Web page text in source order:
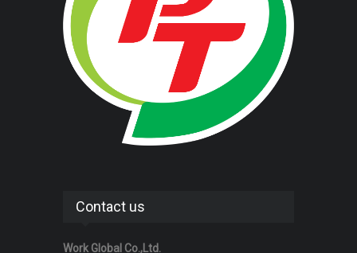
Contact us
Work Global Co.,Ltd.